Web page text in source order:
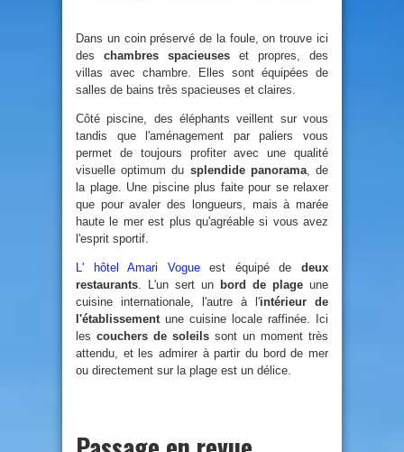
Dans un coin préservé de la foule, on trouve ici
des chambres spacieuses et propres, des
villas avec chambre. Elles sont équipées de
salles de bains très spacieuses et claires.
Côté piscine, des éléphants veillent sur vous
tandis que l'aménagement par paliers vous
permet de toujours profiter avec une qualité
visuelle optimum du splendide panorama, de
la plage. Une piscine plus faite pour se relaxer
que pour avaler des longueurs, mais à marée
haute le mer est plus qu'agréable si vous avez
l'esprit sportif.
L' hôtel Amari Vogueest équipé dedeux
restaurants . L'un sert un bord de plage une
cuisine internationale, l'autre à l'intérieur de
l'établissement une cuisine locale raffinée. Ici
les couchers de soleils sont un moment très
attendu, et les admirer à partir du bord de mer
ou directement sur la plage est un délice.